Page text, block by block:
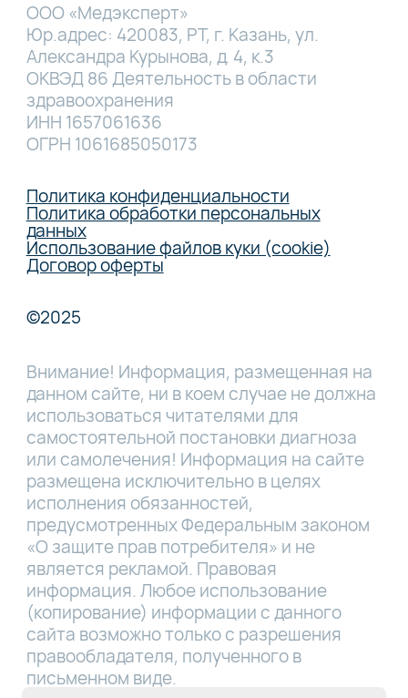
ООО «Медэксперт»
Юр.адрес: 420083, РТ, г. Казань, ул.
Александра Курынова, д. 4, к.3
ОКВЭД 86 Деятельность в области
здравоохранения
ИНН 1657061636
ОГРН 1061685050173
Политика конфиденциальности
Политика обработки персональных
данных
Использование файлов куки (cookie)
Договор оферты
©2025
Внимание! Информация, размещенная на
данном сайте, ни в коем случае не должна
использоваться читателями для
самостоятельной постановки диагноза
или самолечения! Информация на сайте
размещена исключительно в целях
исполнения обязанностей,
предусмотренных Федеральным законом
«О защите прав потребителя» и не
является рекламой. Правовая
информация. Любое использование
(копирование) информации с данного
сайта возможно только с разрешения
правообладателя, полученного в
письменном виде.